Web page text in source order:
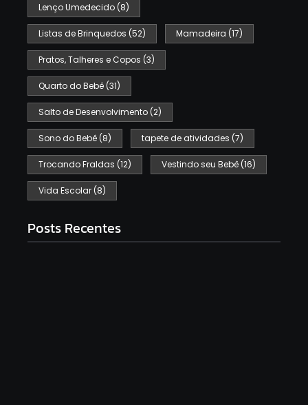
Lenço Umedecido (8)
Listas de Brinquedos (52) Mamadeira (17)
Pratos, Talheres e Copos (3)
Quarto do Bebê (31)
Salto de Desenvolvimento (2)
Sono do Bebê (8) tapete de atividades (7)
Trocando Fraldas (12) Vestindo seu Bebê (16)
Vida Escolar (8)
Posts Recentes